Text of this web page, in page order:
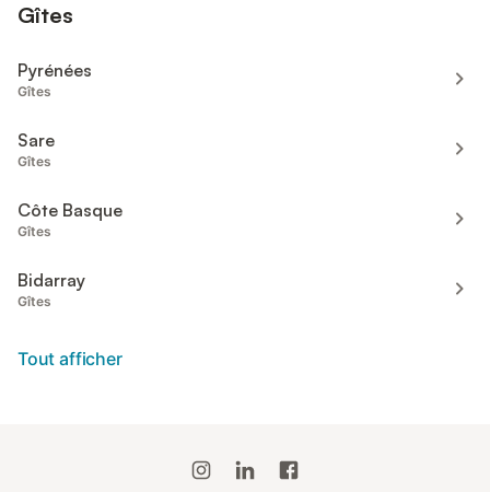
Gîtes
Pyrénées
Gîtes
Sare
Gîtes
Côte Basque
Gîtes
Bidarray
Gîtes
Tout afficher